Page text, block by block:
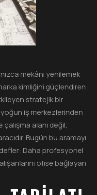
mekânı yenilemek
kimliğini güçlendiren
stratejik bir
iş merkezlerinden
alanı değil;
Bugün bu aramayı
Daha profesyonel
ofise bağlayan